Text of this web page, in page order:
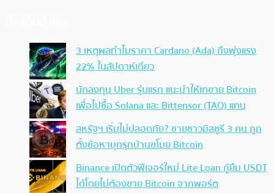
3 เหตุผลทำไมราคา Cardano (Ada) ถึงพุ่งแรง
22% ในสัปดาห์เดียว
นักลงทุน Uber รุ่นแรก แนะนำให้เทขาย Bitcoin
เพื่อไปซื้อ Solana และ Bittensor (TAO) แทน
สหรัฐฯ เริ่มไม่ปลอดภัย? ชายชาวมิสซูรี 3 คน ถูก
ตั้งข้อหาบุกรุกบ้านขโมย Bitcoin
Binance เปิดตัวฟีเจอร์ใหม่ Lite Loan กู้ยืม USDT
ได้โดยไม่ต้องขาย Bitcoin จากพอร์ต